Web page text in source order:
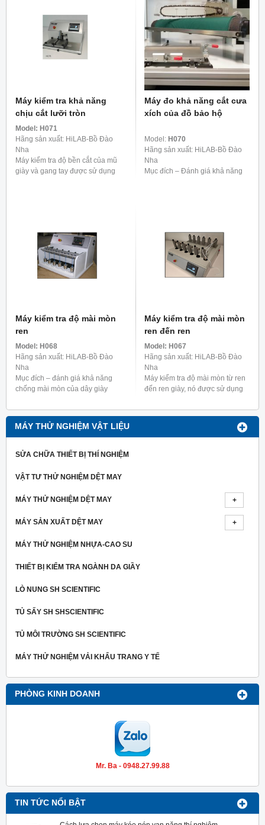
MÁY THỬ NGHIỆM VẬT LIỆU
SỬA CHỮA THIẾT BỊ THÍ NGHIỆM
VẬT TƯ THỬ NGHIỆM DỆT MAY
MÁY THỬ NGHIỆM DỆT MAY
MÁY SẢN XUẤT DỆT MAY
MÁY THỬ NGHIỆM NHỰA-CAO SU
THIẾT BỊ KIỂM TRA NGÀNH DA GIẦY
LÒ NUNG SH SCIENTIFIC
TỦ SẤY SH SHSCIENTIFIC
TỦ MÔI TRƯỜNG SH SCIENTIFIC
MÁY THỬ NGHIỆM VẢI KHẨU TRANG Y TẾ
PHÒNG KINH DOANH
Mr. Ba - 0948.27.99.88
TIN TỨC NỔI BẬT
Máy kiểm tra khả năng
chịu cắt lưỡi tròn
Model: H071
Hãng sản xuất: HiLAB-Bồ Đào
Nha
Máy kiểm tra độ bền cắt của mũ
giày và gang tay được sử dụng
Máy đo khả năng cắt cưa
xích của đồ bảo hộ
Model: H070
Hãng sản xuất: HiLAB-Bồ Đào
Nha
Mục đích – Đánh giá khả năng
Máy kiểm tra độ mài mòn
ren
Model: H068
Hãng sản xuất: HiLAB-Bồ Đào
Nha
Mục đích – đánh giá khả năng
chống mài mòn của dây giày
xâu tiêu chuẩn, theo BS
5131:3.6; TM93
Máy kiểm tra độ mài mòn
ren đến ren
Model: H067
Hãng sản xuất: HiLAB-Bồ Đào
Nha
Máy kiểm tra độ mài mòn từ ren
đến ren giày, nó được sử dụng
mòn của dây giày bằng phương